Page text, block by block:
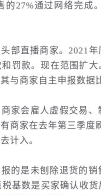
的27%通过网络完成
部直播商家。2021
罚款。现在范围扩
与商家自主申报数据
家会雇人虚假交易
商家在去年第三季度
计入。
的是未刨除退货的
基数是买家确认收